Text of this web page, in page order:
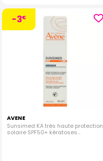
-3€
AVENE
Sunsimed KA très haute protection
solaire SPF50+ kératoses